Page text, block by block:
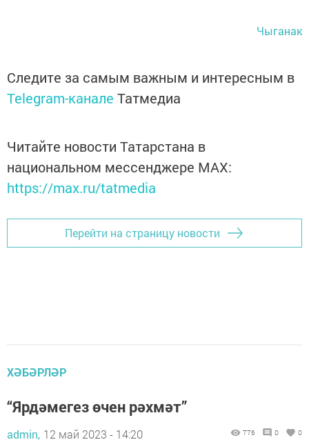
Чыганак
Следите за самым важным и интересным в
Telegram-канале Татмедиа
Читайте новости Татарстана в
национальном мессенджере MАХ:
https://max.ru/tatmedia
Перейти на страницу новости
ХӘБӘРЛӘР
“Ярдәмегез өчен рәхмәт”
admin, 12 май 2023 - 14:20 776 0 0